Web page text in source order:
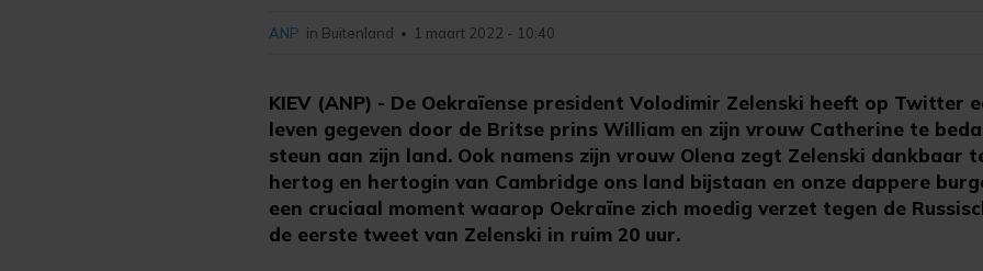
KIEV (ANP) - De Oekraïense president Volodimir Zelenski heeft op Twitter
leven gegeven door de Britse prins William en zijn vrouw Catherine te
steun aan zijn land. Ook namens zijn vrouw Olena zegt Zelenski dankbaar
hertog en hertogin van Cambridge ons land bijstaan en onze dappere
een cruciaal moment waarop Oekraïne zich moedig verzet tegen de
de eerste tweet van Zelenski in ruim 20 uur.
ANP in Buitenland • 1 maart 2022 - 10:40